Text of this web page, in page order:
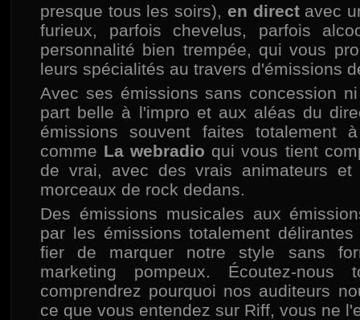
presque tous les soirs), en directavec
furieux, parfois chevelus, parfois
personnalité bien trempée, qui vous
leurs spécialités au travers d'émissions
Avec ses émissions sans concession
part belle à l'impro et aux aléas du
émissions souvent faites totalement
comme La webradio qui vous tient
de vrai, avec des vrais animateurs
morceaux de rock dedans.
Des émissions musicales aux
par les émissions totalement
fier de marquer notre style sans
marketing pompeux. Écoutez-
comprendrez pourquoi nos auditeurs
ce que vous entendez sur Riff, vous ne